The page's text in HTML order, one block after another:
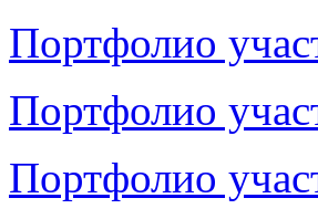
Портфолио
Портфолио
Портфолио